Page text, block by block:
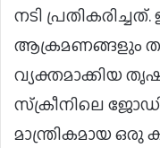
നടി
ആക്രമണങ്ങളും
വ്യക്തമാക്കിയ
സ്‌ക്രീനിലെ
മാന്ത്രികമായ ഒരു